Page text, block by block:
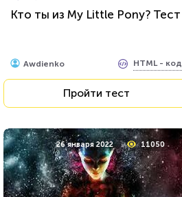
Кто ты из My Little Pony? Тест
Awdienko HTML - код
Пройти тест
26 января 2022 11050